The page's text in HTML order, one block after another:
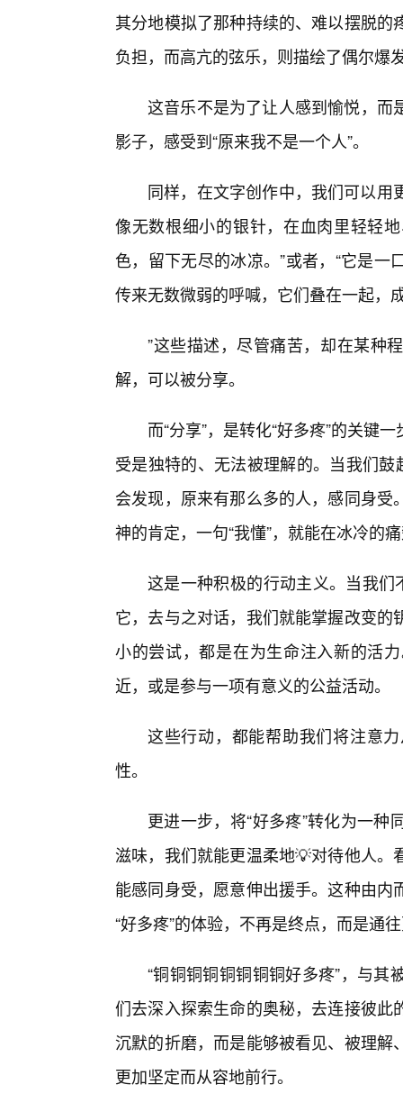
其分地模拟了那种持续的、难以摆脱
负担，而高亢的弦乐，则描绘了偶尔爆
这音乐不是为了让人感到愉悦，而
影子，感受到“原来我不是一个人”。
同样，在文字创作中，我们可以用
像无数根细小的银针，在血肉里轻轻
色，留下无尽的冰凉。”或者，“它是
传来无数微弱的呼喊，它们叠在一起，
”这些描述，尽管痛苦，却在某种
解，可以被分享。
而“分享”，是转化“好多疼”的关键
受是独特的、无法被理解的。当我们
会发现，原来有那么多的人，感同身
神的肯定，一句“我懂”，就能在冰冷的
这是一种积极的行动主义。当我们
它，去与之对话，我们就能掌握改变
小的尝试，都是在为生命注入新的活
近，或是参与一项有意义的公益活动。
这些行动，都能帮助我们将注意
性。
更进一步，将“好多疼”转化为一
滋味，我们就能更温柔地💡对待他人
能感同身受，愿意伸出援手。这种由
“好多疼”的体验，不再是终点，而是通
“铜铜铜铜铜铜铜铜好多疼”，与
们去深入探索生命的奥秘，去连接彼
沉默的折磨，而是能够被看见、被理
更加坚定而从容地前行。